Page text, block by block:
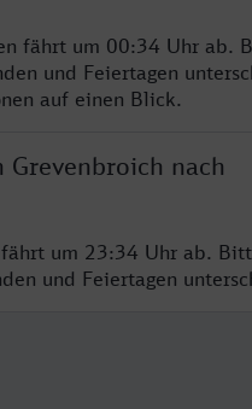
fährt um 00:34 Uhr ab.
und Feiertagen
auf einen Blick.
nach
um 23:34 Uhr ab.
und Feiertagen